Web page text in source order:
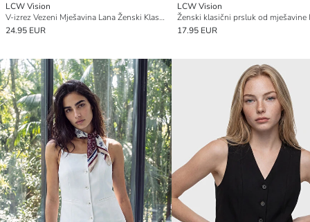
LCW Vision
V-izrez Vezeni Mješavina Lana Ženski Klasični Prsluk za Odijelo
24.95 EUR
LCW Vision
17.95 EUR